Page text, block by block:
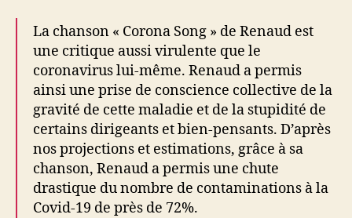
La chanson « Corona Song » de Renaud est
une critique aussi virulente que le
coronavirus lui-même. Renaud a permis
ainsi une prise de conscience collective de la
gravité de cette maladie et de la stupidité de
certains dirigeants et bien-pensants. D’après
nos projections et estimations, grâce à sa
chanson, Renaud a permis une chute
drastique du nombre de contaminations à la
Covid-19 de près de 72%.